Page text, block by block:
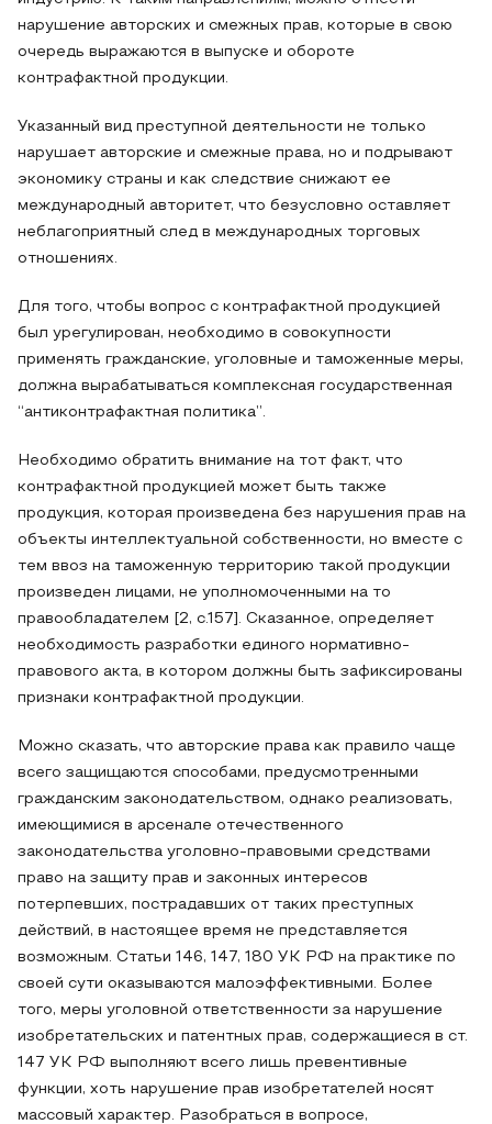
нарушение авторских и смежных прав, которые в свою
очередь выражаются в выпуске и обороте
контрафактной продукции.
Указанный вид преступной деятельности не только
нарушает авторские и смежные права, но и подрывают
экономику страны и как следствие снижают ее
международный авторитет, что безусловно оставляет
неблагоприятный след в международных торговых
отношениях.
Для того, чтобы вопрос с контрафактной продукцией
был урегулирован, необходимо в совокупности
применять гражданские, уголовные и таможенные меры,
должна вырабатываться комплексная государственная
“антиконтрафактная политика”.
Необходимо обратить внимание на тот факт, что
контрафактной продукцией может быть также
продукция, которая произведена без нарушения прав на
объекты интеллектуальной собственности, но вместе с
тем ввоз на таможенную территорию такой продукции
произведен лицами, не уполномоченными на то
правообладателем [2, c.157]. Сказанное, определяет
необходимость разработки единого нормативно-
правового акта, в котором должны быть зафиксированы
признаки контрафактной продукции.
Можно сказать, что авторские права как правило чаще
всего защищаются способами, предусмотренными
гражданским законодательством, однако реализовать,
имеющимися в арсенале отечественного
законодательства уголовно-правовыми средствами
право на защиту прав и законных интересов
потерпевших, пострадавших от таких преступных
действий, в настоящее время не представляется
возможным. Статьи 146, 147, 180 УК РФ на практике по
своей сути оказываются малоэффективными. Более
того, меры уголовной ответственности за нарушение
изобретательских и патентных прав, содержащиеся в ст.
147 УК РФ выполняют всего лишь превентивные
функции, хоть нарушение прав изобретателей носят
массовый характер. Разобраться в вопросе,